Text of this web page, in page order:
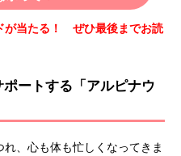
が当たる！ ぜひ最後までお読
ートする「アルピナウ
、心も体も忙しくなってきま